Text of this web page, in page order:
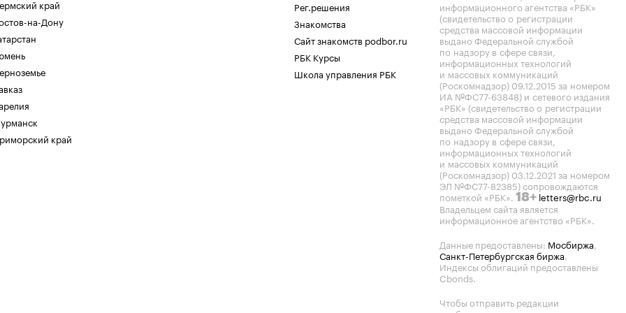
край
на-Дону
край
Рег.решения
Знакомства
Сайт знакомств podbor.ru
РБК Курсы
Школа управления РБК
информационного агентства «РБК»
(свидетельство о регистрации
средства массовой информации
выдано Федеральной службой
по надзору в сфере связи,
информационных технологий
и массовых коммуникаций
(Роскомнадзор) 09.12.2015 за номером
ИА №ФС77-63848) и сетевого издания
«РБК» (свидетельство о регистрации
средства массовой информации
выдано Федеральной службой
по надзору в сфере связи,
информационных технологий
и массовых коммуникаций
(Роскомнадзор) 03.12.2021 за номером
ЭЛ №ФС77-82385) сопровождаются
пометкой «РБК». 18+ letters@rbc.ru
Владельцем сайта является
информационное агентство «РБК».
Данные предоставлены: Мосбиржа,
Санкт-Петербургская биржа.
Индексы облигаций предоставлены
Cbonds.
Чтобы отправить редакции